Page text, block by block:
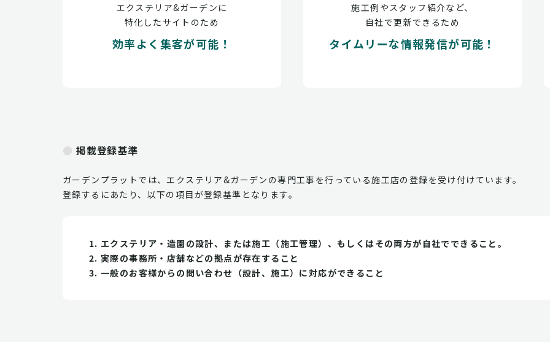
エクステリア&ガーデンに
特化したサイトのため
効率よく集客が可能！
施工例やスタッフ紹介など、
自社で更新できるため
タイムリーな情報発信が可能！
掲載登録基準
ガーデンプラットでは、エクステリア&ガーデンの専門工事を行っている施工店の登録を受け付けています。
登録するにあたり、以下の項目が登録基準となります。
エクステリア・造園の設計、または施工（施工管理）、もしくはその両方が自社でできること。
実際の事務所・店舗などの拠点が存在すること
一般のお客様からの問い合わせ（設計、施工）に対応ができること